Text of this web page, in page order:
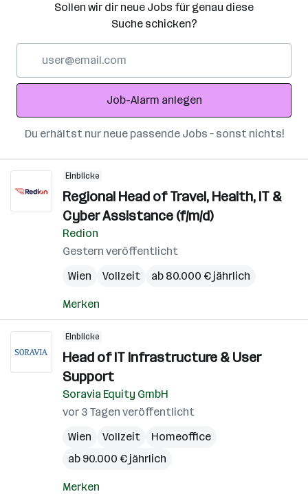
Sollen wir dir neue Jobs für genau diese
Suche schicken?
Adresse
Job-Alarm anlegen
Du erhältst nur neue passende Jobs – sonst nichts!
Einblicke
Regional Head of Travel, Health, IT &
Cyber Assistance (f/m/d)
Redion
Gestern veröffentlicht
Wien
Vollzeit ab 80.000 € jährlich
Merken
Einblicke
Head of IT Infrastructure & User
Support
Soravia Equity GmbH
vor 3 Tagen veröffentlicht
Wien
Vollzeit
Homeoffice
ab 90.000 € jährlich
Merken